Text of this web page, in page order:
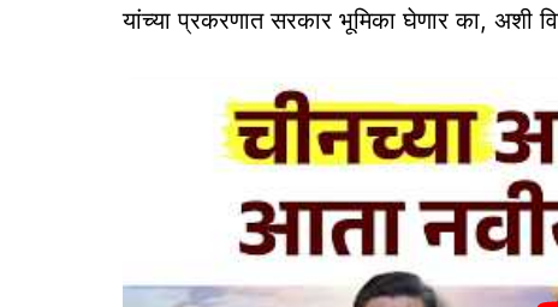
यांच्या प्रकरणात सरकार भूमिका घेणार का, अशी